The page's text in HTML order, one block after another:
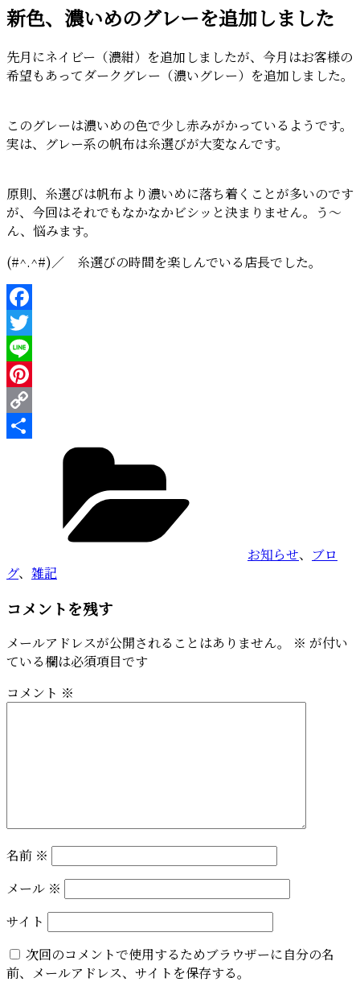
日:
新色、濃いめのグレーを追加しました
先月にネイビー（濃紺）を追加しましたが、今月はお客様の
希望もあってダークグレー（濃いグレー）を追加しました。
このグレーは濃いめの色で少し赤みがかっているようです。
実は、グレー系の帆布は糸選びが大変なんです。
原則、糸選びは帆布より濃いめに落ち着くことが多いのです
が、今回はそれでもなかなかビシッと決まりません。う～
ん、悩みます。
(#^.^#)／ 糸選びの時間を楽しんでいる店長でした。
Facebook
Twitter
Line
Pinterest
Copy
お知らせ、 ブロ
グ、 雑記
コメントを残す
メールアドレスが公開されることはありません。 ※ が付い
ている欄は必須項目です
コメント ※
名前 ※
メール ※
サイト
次回のコメントで使用するためブラウザーに自分の名
前、メールアドレス、サイトを保存する。